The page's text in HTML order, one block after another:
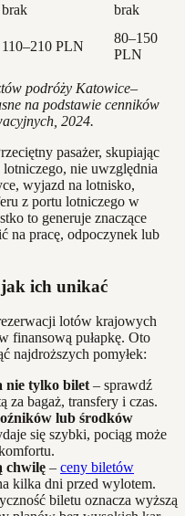
brak
brak
110–210 PLN
80–150
PLN
podróży Katowice–
na podstawie cenników
2024.
pasażer, skupiając
nie uwzględnia
wyjazd na lotnisko,
z portu lotniczego w
to generuje znaczące
na pracę, odpoczynek lub
jak ich unikać
lotów krajowych
finansową pułapkę. Oto
najdroższych pomyłek:
nie tylko bilet – sprawdź
za bagaż, transfery i czas.
lub środków
się szybki, pociąg może
chwilę – ceny biletów
kilka dni przed wylotem.
biletu oznacza wyższą